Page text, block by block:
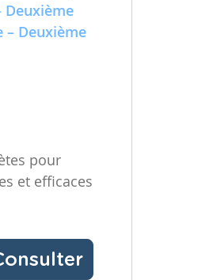
Deuxième
– Deuxième
pour
et efficaces